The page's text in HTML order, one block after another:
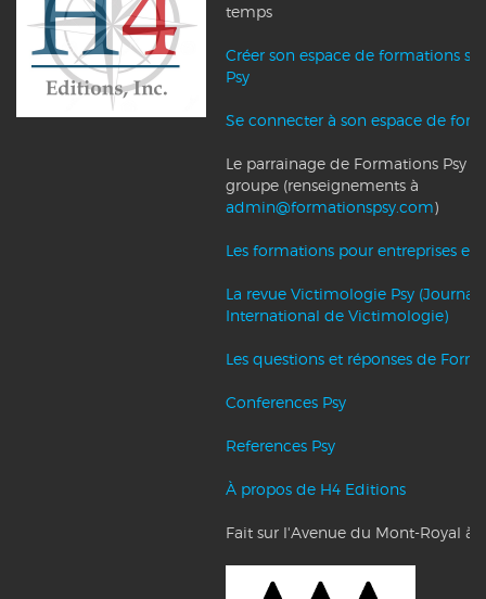
temps
Créer son espace de formations
Psy
Se connecter à son espace de
Le parrainage de Formations Psy
groupe (renseignements à
admin@formationspsy.com)
Les formations pour entreprises et
La revue Victimologie Psy (Journal
International de Victimologie)
Les questions et réponses de
Conferences Psy
References Psy
À propos de H4 Editions
Fait sur l'Avenue du Mont-Royal à